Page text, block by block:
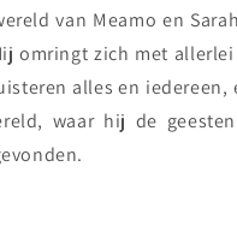
van Meamo en
omringt zich met
alles en
waar hij de